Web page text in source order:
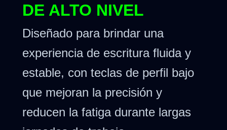
DE ALTO NIVEL
Diseñado para brindar una
experiencia de escritura fluida y
estable, con teclas de perfil bajo
que mejoran la precisión y
reducen la fatiga durante largas